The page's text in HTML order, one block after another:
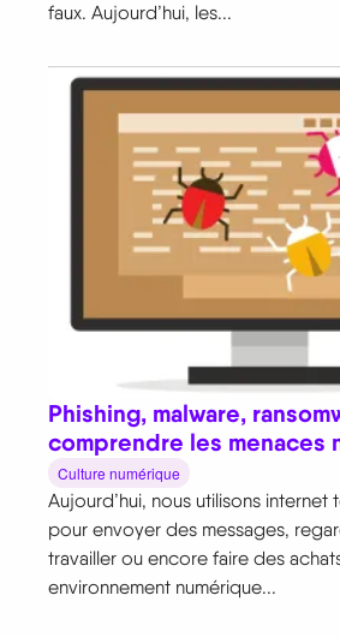
faux. Aujourd’hui, les...
Phishing, malware,
comprendre les menaces
Culture numérique
Aujourd’hui, nous utilisons internet
pour envoyer des messages,
travailler ou encore faire des
environnement numérique...